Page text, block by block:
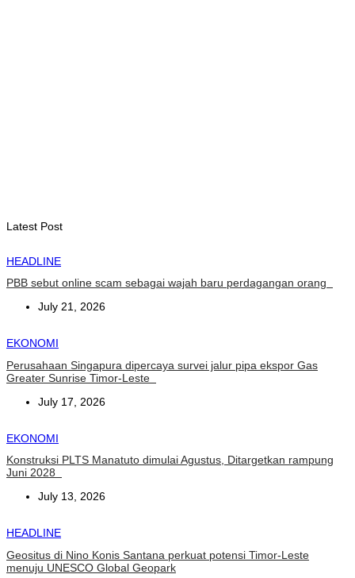
Latest Post
HEADLINE
PBB sebut online scam sebagai wajah baru perdagangan orang
July 21, 2026
EKONOMI
Perusahaan Singapura dipercaya survei jalur pipa ekspor Gas
Greater Sunrise Timor-Leste
July 17, 2026
EKONOMI
Konstruksi PLTS Manatuto dimulai Agustus, Ditargetkan rampung
Juni 2028
July 13, 2026
HEADLINE
Geositus di Nino Konis Santana perkuat potensi Timor-Leste
menuju UNESCO Global Geopark